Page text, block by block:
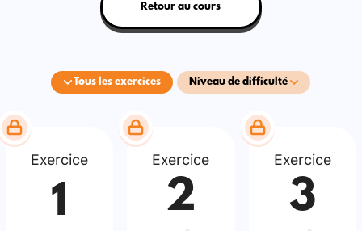
Tous les exercices Niveau de difficulté
Retour au cours
Exercice
1
Exercice
2
Exercice
3